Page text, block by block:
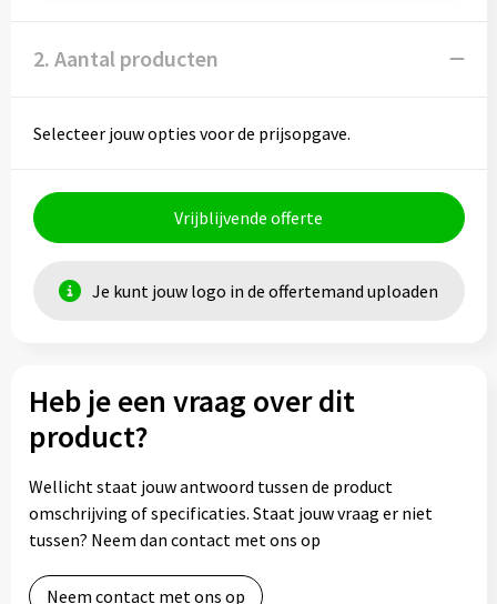
2. Aantal producten
Selecteer jouw opties voor de prijsopgave.
Vrijblijvende offerte
Je kunt jouw logo in de offertemand uploaden
Heb je een vraag over dit
product?
Wellicht staat jouw antwoord tussen de product
omschrijving of specificaties. Staat jouw vraag er niet
tussen? Neem dan contact met ons op
Neem contact met ons op